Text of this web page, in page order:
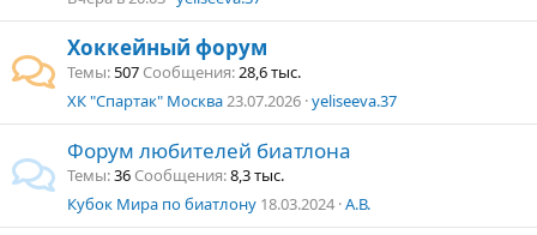
Хоккейный форум
Темы 507 Сообщения 28,6 тыс.
ХК "Спартак" Москва23.07.2026 yeliseeva.37
Форум любителей биатлона
Темы 36 Сообщения 8,3 тыс.
Кубок Мира по биатлону 18.03.2024 А.В.